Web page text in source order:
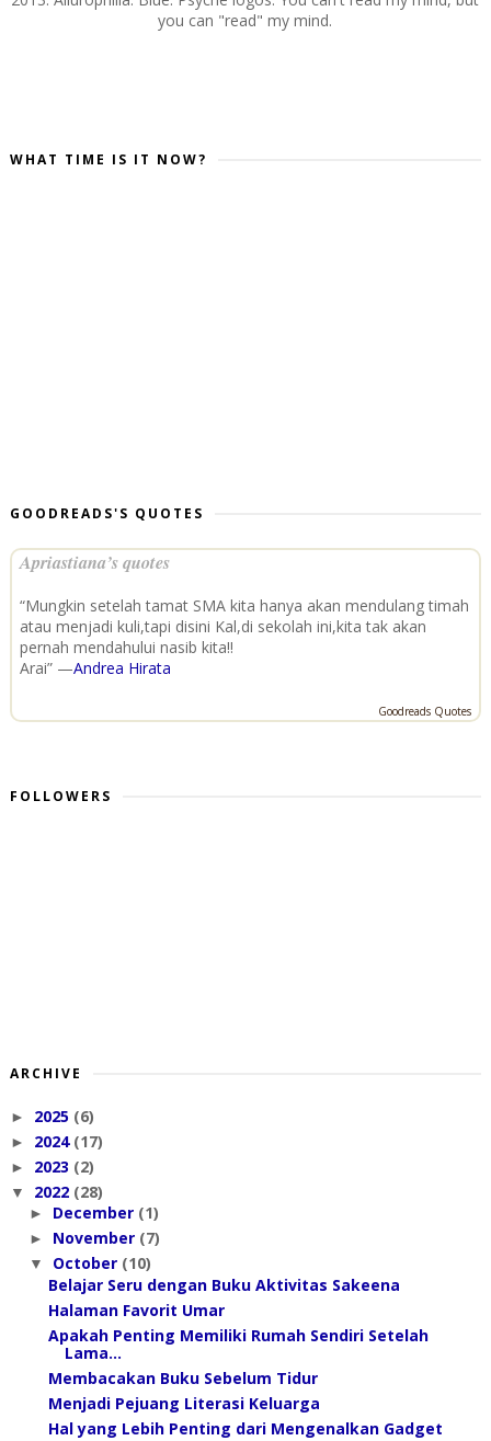
you can "read" my mind.
WHAT TIME IS IT NOW?
GOODREADS'S QUOTES
Apriastiana’s quotes
“Mungkin setelah tamat SMA kita hanya akan mendulang timah
atau menjadi kuli,tapi disini Kal,di sekolah ini,kita tak akan
pernah mendahului nasib kita!!
Arai” —Andrea Hirata
Goodreads Quotes
FOLLOWERS
ARCHIVE
► 2025 (6)
► 2024 (17)
► 2023 (2)
▼ 2022 (28)
► December (1)
► November (7)
▼ October (10)
Belajar Seru dengan Buku Aktivitas Sakeena
Halaman Favorit Umar
Apakah Penting Memiliki Rumah Sendiri Setelah
Lama...
Membacakan Buku Sebelum Tidur
Menjadi Pejuang Literasi Keluarga
Hal yang Lebih Penting dari Mengenalkan Gadget